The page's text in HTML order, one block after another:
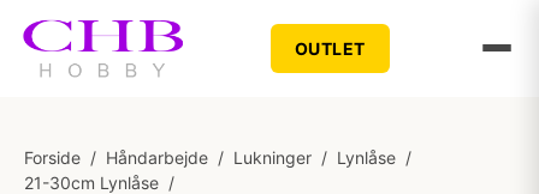
OUTLET
Forside / Håndarbejde / Lukninger / Lynlåse /
21-30cm Lynlåse /